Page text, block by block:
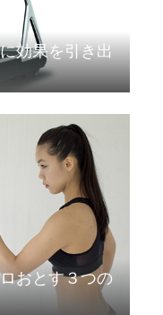
効果を引き出
おとす３つの